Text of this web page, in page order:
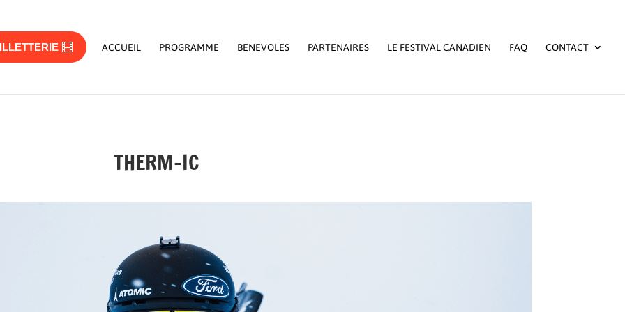
ACCUEIL PROGRAMME BENEVOLES PARTENAIRES LE FESTIVAL CANADIEN FAQ CONTACT
THERM-IC